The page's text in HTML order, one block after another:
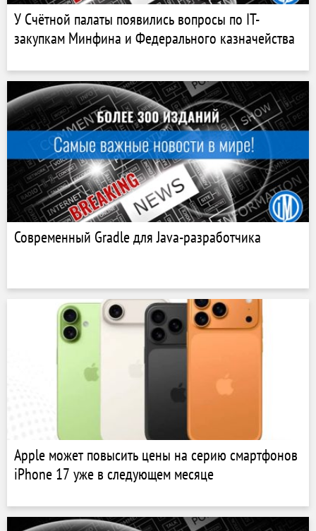
У Счётной палаты появились вопросы по IT-
закупкам Минфина и Федерального казначейства
Современный Gradle для Java-разработчика
Apple может повысить цены на серию смартфонов
iPhone 17 уже в следующем месяце